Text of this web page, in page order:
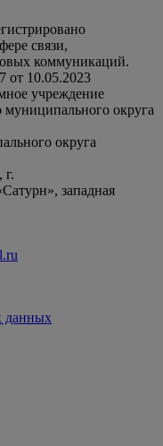
связи,
коммуникаций.
10.05.2023
учреждение
округа
округа
г.
западная
данных